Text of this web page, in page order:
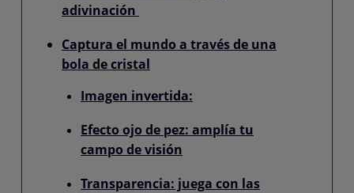
adivinación
Captura el mundo a través de una
bola de cristal
Imagen invertida:
Efecto ojo de pez: amplía tu
campo de visión
Transparencia: juega con las